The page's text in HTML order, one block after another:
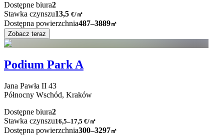
Dostępne biura2
Stawka czynszu13,5 €/㎡
Dostępna powierzchnia487–3889㎡
Zobacz teraz
Podium Park A
Jana Pawła II 43
Północny Wschód, Kraków
Dostępne biura2
Stawka czynszu16,5–17,5 €/㎡
Dostępna powierzchnia300–3297㎡